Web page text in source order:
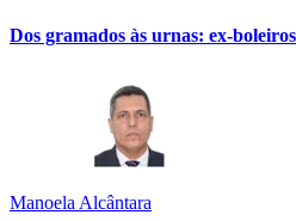
Dos gramados às urnas: ex-
Manoela Alcântara